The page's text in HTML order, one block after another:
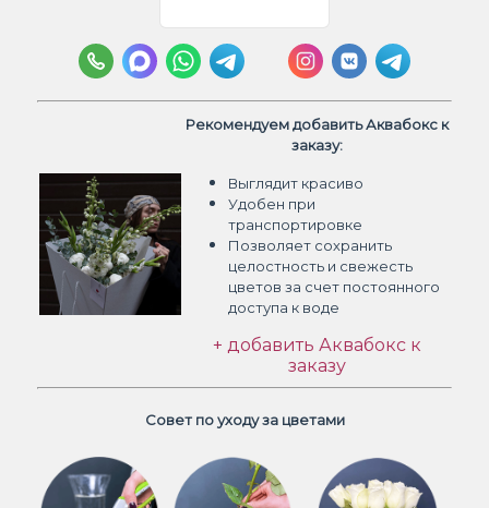
Рекомендуем добавить Аквабокс к
заказу:
Выглядит красиво
Удобен при
транспортировке
Позволяет сохранить
целостность и свежесть
цветов за счет постоянного
доступа к воде
+ добавить Аквабокс к
заказу
Совет по уходу за цветами